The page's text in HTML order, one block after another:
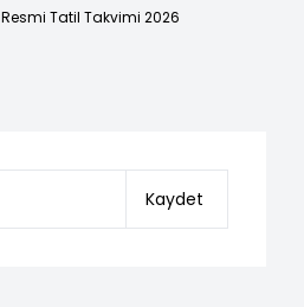
Resmi Tatil Takvimi 2026
Kaydet